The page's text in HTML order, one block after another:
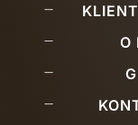
K
K O
K
K